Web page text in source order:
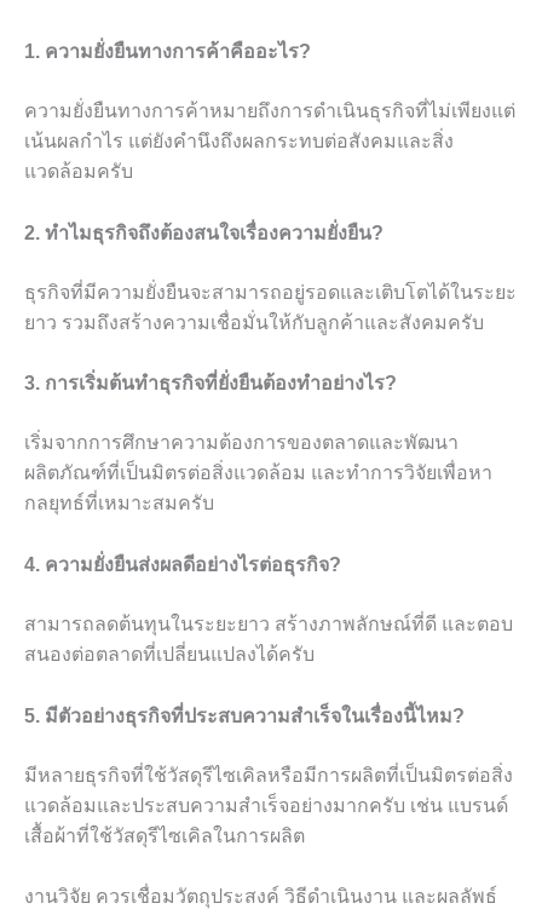
1. ความยั่งยืนทางการค้าคืออะไร?
ความยั่งยืนทางการค้าหมายถึงการดำเนินธุรกิจที่ไม่เพียงแต่
เน้นผลกำไร แต่ยังคำนึงถึงผลกระทบต่อสังคมและสิ่ง
แวดล้อมครับ
2. ทำไมธุรกิจถึงต้องสนใจเรื่องความยั่งยืน?
ธุรกิจที่มีความยั่งยืนจะสามารถอยู่รอดและเติบโตได้ในระยะ
ยาว รวมถึงสร้างความเชื่อมั่นให้กับลูกค้าและสังคมครับ
3. การเริ่มต้นทำธุรกิจที่ยั่งยืนต้องทำอย่างไร?
เริ่มจากการศึกษาความต้องการของตลาดและพัฒนา
ผลิตภัณฑ์ที่เป็นมิตรต่อสิ่งแวดล้อม และทำการวิจัยเพื่อหา
กลยุทธ์ที่เหมาะสมครับ
4. ความยั่งยืนส่งผลดีอย่างไรต่อธุรกิจ?
สามารถลดต้นทุนในระยะยาว สร้างภาพลักษณ์ที่ดี และตอบ
สนองต่อตลาดที่เปลี่ยนแปลงได้ครับ
5. มีตัวอย่างธุรกิจที่ประสบความสำเร็จในเรื่องนี้ไหม?
มีหลายธุรกิจที่ใช้วัสดุรีไซเคิลหรือมีการผลิตที่เป็นมิตรต่อสิ่ง
แวดล้อมและประสบความสำเร็จอย่างมากครับ เช่น แบรนด์
เสื้อผ้าที่ใช้วัสดุรีไซเคิลในการผลิต
งานวิจัย ควรเชื่อมวัตถุประสงค์ วิธีดำเนินงาน และผลลัพธ์